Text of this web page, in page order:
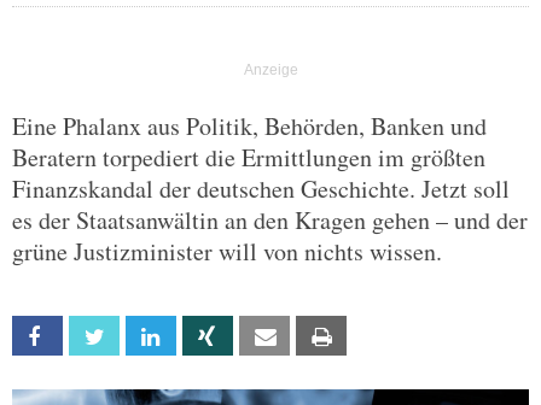
Eine Phalanx aus Politik, Behörden, Banken und
Beratern torpediert die Ermittlungen im größten
Finanzskandal der deutschen Geschichte. Jetzt soll
es der Staatsanwältin an den Kragen gehen – und der
grüne Justizminister will von nichts wissen.
Facebook Twitter Linkedin Xing Email